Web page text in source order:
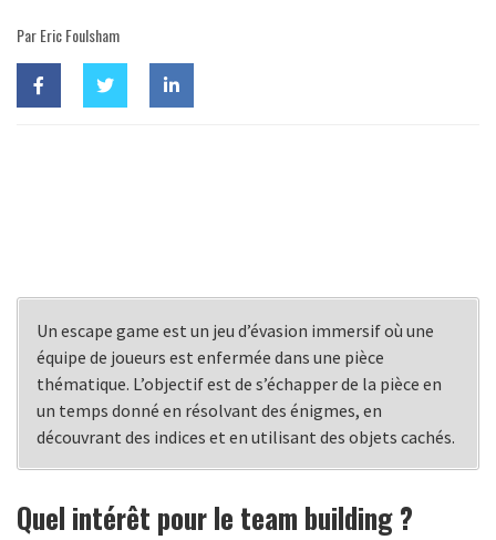
Par Eric Foulsham
Un escape game est un jeu d’évasion immersif où une
équipe de joueurs est enfermée dans une pièce
thématique. L’objectif est de s’échapper de la pièce en
un temps donné en résolvant des énigmes, en
découvrant des indices et en utilisant des objets cachés.
Quel intérêt pour le team building ?